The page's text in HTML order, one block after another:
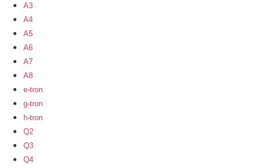
A3
A4
A5
A6
A7
A8
e-tron
g-tron
h-tron
Q2
Q3
Q4